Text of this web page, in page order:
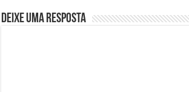
Deixe uma resposta